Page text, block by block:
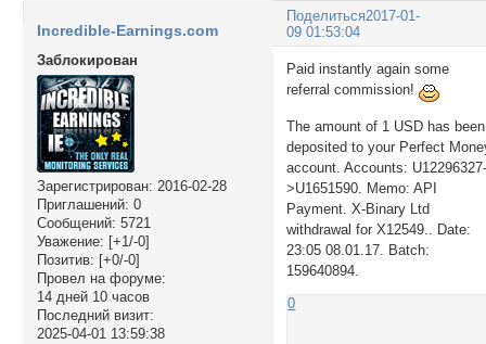
Поделиться2017-01-
09 01:53:04
Incredible-Earnings.com
Заблокирован
Зарегистрирован: 2016-02-28
Приглашений: 0
Сообщений: 5721
Уважение: [+1/-0]
Позитив: [+0/-0]
Провел на форуме:
14 дней 10 часов
Последний визит:
2025-04-01 13:59:38
Paid instantly again some
referral commission!
The amount of 1 USD has been
deposited to your Perfect
account. Accounts:
>U1651590. Memo: API
Payment. X-Binary Ltd
withdrawal for X12549.. Date:
23:05 08.01.17. Batch:
159640894.
0